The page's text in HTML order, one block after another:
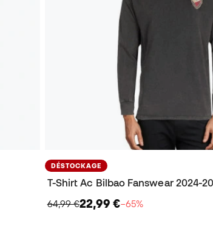
DÉSTOCKAGE
T-Shirt Ac Bilbao Fanswear 2024-
64,99 €22,99 €−65%